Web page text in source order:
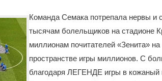
Команда Семака потрепала нервы и
тысячам болельщиков на стадионе
миллионам почитателей «Зенита»
пространстве игры миллионов. С
благодаря ЛЕГЕНДЕ игры в